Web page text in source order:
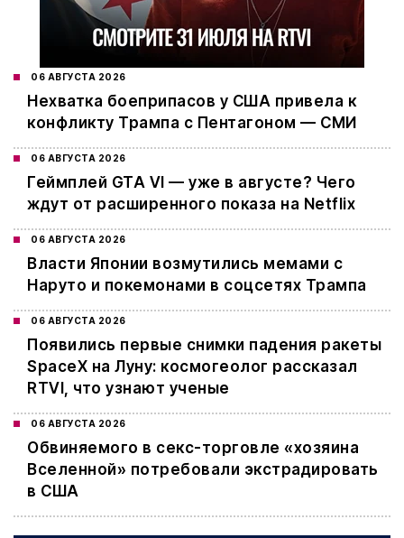
06 АВГУСТА 2026
Нехватка боеприпасов у США привела к
конфликту Трампа с Пентагоном — СМИ
06 АВГУСТА 2026
Геймплей GTA VI — уже в августе? Чего
ждут от расширенного показа на Netflix
06 АВГУСТА 2026
Власти Японии возмутились мемами с
Наруто и покемонами в соцсетях Трампа
06 АВГУСТА 2026
Появились первые снимки падения ракеты
SpaceX на Луну: космогеолог рассказал
RTVI, что узнают ученые
06 АВГУСТА 2026
Обвиняемого в секс-торговле «хозяина
Вселенной» потребовали экстрадировать
в США